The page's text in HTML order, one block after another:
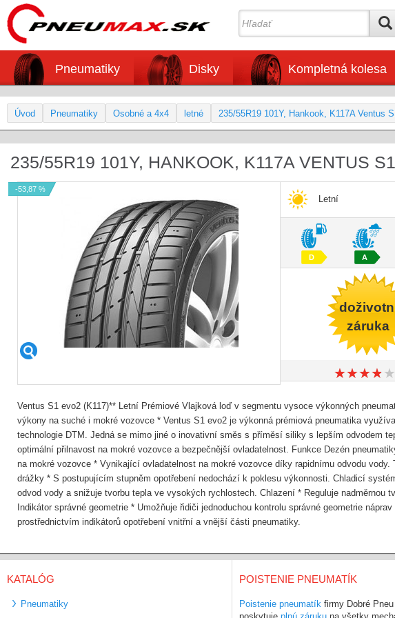
Pneumatiky Disky Kompletná kolesa
Úvod Pneumatiky Osobné a 4x4 letné 235/55R19 101Y, Hankook, K117A Ventus
235/55R19 101Y, HANKOOK, K117A VENTUS
-53,87 %
Letní
D A
záruka
★★★★★
★★★★★
Ventus S1 evo2 (K117)** Letní Prémiové Vlajková loď v segmentu vysoce výkonných
výkony na suché i mokré vozovce * Ventus S1 evo2 je výkonná prémiová pneumatika
technologie DTM. Jedná se mimo jiné o inovativní směs s příměsí siliky s lepším odvodem
optimální přilnavost na mokré vozovce a bezpečnější ovladatelnost. Funkce Dezén
na mokré vozovce * Vynikající ovladatelnost na mokré vozovce díky rapidnímu odvodu vody.
drážky * S postupujícím stupněm opotřebení nedochází k poklesu výkonnosti. Chladicí
odvod vody a snižuje tvorbu tepla ve vysokých rychlostech. Chlazení * Reguluje nadměrnou
Indikátor správné geometrie * Umožňuje řidiči jednoduchou kontrolu správné geometrie náprav
prostřednictvím indikátorů opotřebení vnitřní a vnější části pneumatiky.
KATALÓG
Pneumatiky
POISTENIE PNEUMATÍK
Poistenie pneumatík firmy Dobré